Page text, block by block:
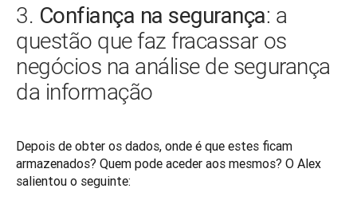
3. Confiança na segurança: a
questão que faz fracassar os
negócios na análise de segurança
da informação
Depois de obter os dados, onde é que estes ficam
armazenados? Quem pode aceder aos mesmos? O Alex
salientou o seguinte: